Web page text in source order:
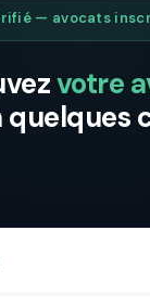
— avocats
votre
quelques